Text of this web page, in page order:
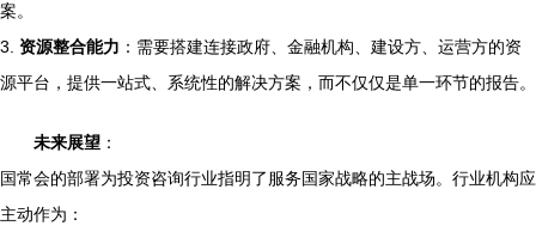
案。
3. 资源整合能力 ：需要搭建连接政府、金融机构、建设方、运营方的资
源平台，提供一站式、系统性的解决方案，而不仅仅是单一环节的报告。
未来展望 ：
国常会的部署为投资咨询行业指明了服务国家战略的主战场。行业机构应
主动作为：